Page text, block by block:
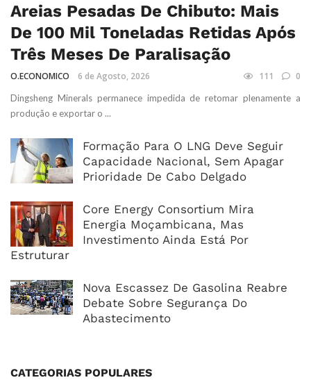
Areias Pesadas De Chibuto: Mais
De 100 Mil Toneladas Retidas Após
Três Meses De Paralisação
O.ECONOMICO 6 de Agosto, 2026 111 0
Dingsheng Minerals permanece impedida de retomar plenamente a
produção e exportar o ...
Formação Para O LNG Deve Seguir
Capacidade Nacional, Sem Apagar
Prioridade De Cabo Delgado
Core Energy Consortium Mira
Energia Moçambicana, Mas
Investimento Ainda Está Por
Estruturar
Nova Escassez De Gasolina Reabre
Debate Sobre Segurança Do
Abastecimento
CATEGORIAS POPULARES